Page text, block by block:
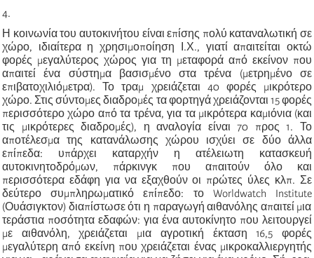
4.
Η κοινωνία του αυτοκινήτου είναι επίσης πολύ καταναλωτική σε
χώρο, ιδιαίτερα η χρησιμοποίηση Ι.Χ., γιατί απαιτείται οκτώ
φορές μεγαλύτερος χώρος για τη μεταφορά από εκείνον που
απαιτεί ένα σύστημα βασισμένο στα τρένα (μετρημένο σε
επιβατοχιλιόμετρα). Το τραμ χρειάζεται 40 φορές μικρότερο
χώρο. Στις σύντομες διαδρομές τα φορτηγά χρειάζονται 15 φορές
περισσότερο χώρο από τα τρένα, για τα μικρότερα καμιόνια (και
τις μικρότερες διαδρομές), η αναλογία είναι 70 προς 1. Το
αποτέλεσμα της κατανάλωσης χώρου ισχύει σε δύο άλλα
επίπεδα: υπάρχει καταρχήν η ατέλειωτη κατασκευή
αυτοκινητοδρόμων, πάρκινγκ που απαιτούν όλο και
περισσότερα εδάφη για να εξαχθούν οι πρώτες ύλες κλπ. Σε
δεύτερο συμπληρωματικό επίπεδο: το Worldwatch
Institute
(Ουάσιγκτον) διαπίστωσε ότι η παραγωγή αιθανόλης απαιτεί μια
τεράστια ποσότητα εδαφών: για ένα αυτοκίνητο που λειτουργεί
με αιθανόλη, χρειάζεται μια αγροτική έκταση 16,5 φορές
μεγαλύτερη από εκείνη που χρειάζεται ένας μικροκαλλιεργητής